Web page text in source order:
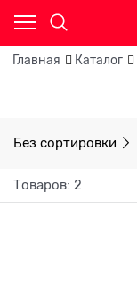
Главная Каталог
Без сортировки
Товаров: 2